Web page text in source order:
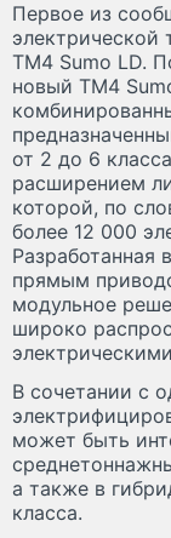
Первое из
TM4 Sumo LD.
новый TM4
от 2 до 6
расширением
которой, по
более 12 000
Разработанная
прямым
модульное
широко
В сочетании с
может быть
а также в
класса.